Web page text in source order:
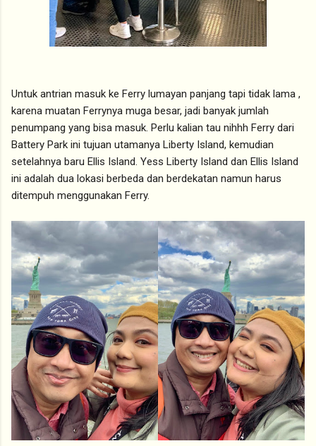
Untuk antrian masuk ke Ferry lumayan panjang tapi tidak lama ,
karena muatan Ferrynya muga besar, jadi banyak jumlah
penumpang yang bisa masuk. Perlu kalian tau nihhh Ferry dari
Battery Park ini tujuan utamanya Liberty Island, kemudian
setelahnya baru Ellis Island. Yess Liberty Island dan Ellis Island
ini adalah dua lokasi berbeda dan berdekatan namun harus
ditempuh menggunakan Ferry.